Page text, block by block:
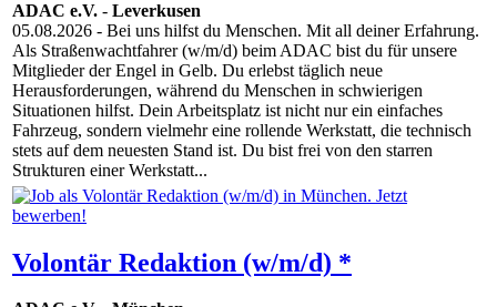
ADAC e.V. - Leverkusen
05.08.2026 - Bei uns hilfst du Menschen. Mit all deiner Erfahrung.
Als Straßenwachtfahrer (w/m/d) beim ADAC bist du für unsere
Mitglieder der Engel in Gelb. Du erlebst täglich neue
Herausforderungen, während du Menschen in schwierigen
Situationen hilfst. Dein Arbeitsplatz ist nicht nur ein einfaches
Fahrzeug, sondern vielmehr eine rollende Werkstatt, die technisch
stets auf dem neuesten Stand ist. Du bist frei von den starren
Strukturen einer Werkstatt...
Volontär Redaktion (w/m/d) *